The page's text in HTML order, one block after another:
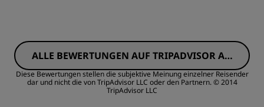
Preis/Leistung
ALLE BEWERTUNGEN AUF TRIPADVISOR AN
ZEIGEN
Diese Bewertungen stellen die subjektive Meinung einzelner Reisender
dar und nicht die von TripAdvisor LLC oder den Partnern. © 2014
TripAdvisor LLC